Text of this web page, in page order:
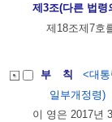
제3조(다른 법령
제18조제7호
부 칙
<대
일부개정령)
이 영은 2017년